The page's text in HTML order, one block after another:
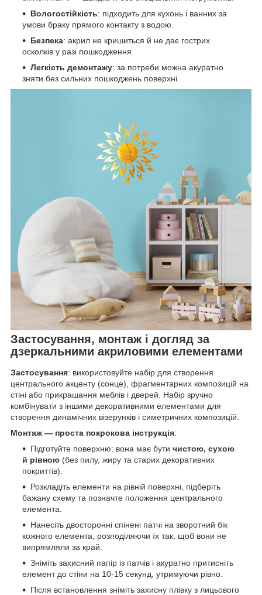
Вологостійкість: підходить для кухонь і ванних за
умови браку прямого контакту з водою.
Безпека: акрил не кришиться й не дає гострих
осколків у разі пошкодження.
Легкість демонтажу: за потреби можна акуратно
зняти без сильних пошкоджень поверхні.
Застосування, монтаж і догляд за
дзеркальними акриловими елементами
Застосування: використовуйте набір для створення
центрального акценту (сонце), фрагментарних композицій на
стіні або прикрашання меблів і дверей. Набір зручно
комбінувати з іншими декоративними елементами для
створення динамічних візерунків і симетричних композицій.
Монтаж — проста покрокова інструкція:
Підготуйте поверхню: вона має бути чистою, сухою
й рівною (без пилу, жиру та старих декоративних
покриттів).
Розкладіть елементи на рівній поверхні, підберіть
бажану схему та позначте положення центрального
елемента.
Нанесіть двосторонні спінені патчі на зворотний бік
кожного елемента, розподіляючи їх так, щоб вони не
випрямляли за край.
Зніміть захисний папір із патчів і акуратно притисніть
елемент до стіни на 10-15 секунд, утримуючи рівно.
Після встановлення зніміть захисну плівку з лицьового